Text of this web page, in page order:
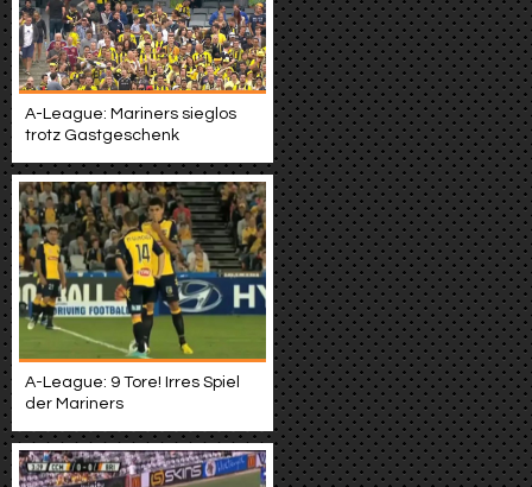
A-League: Mariners sieglos
trotz Gastgeschenk
A-League: 9 Tore! Irres Spiel
der Mariners